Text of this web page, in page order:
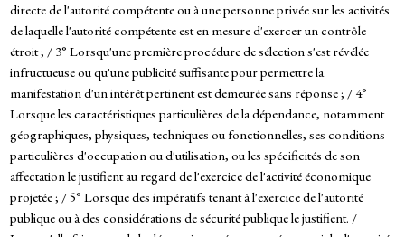
directe de l'autorité compétente ou à une personne privée sur les activités
de laquelle l'autorité compétente est en mesure d'exercer un contrôle
étroit ; / 3° Lorsqu'une première procédure de sélection s'est révélée
infructueuse ou qu'une publicité suffisante pour permettre la
manifestation d'un intérêt pertinent est demeurée sans réponse ; / 4°
Lorsque les caractéristiques particulières de la dépendance, notamment
géographiques, physiques, techniques ou fonctionnelles, ses conditions
particulières d'occupation ou d'utilisation, ou les spécificités de son
affectation le justifient au regard de l'exercice de l'activité économique
projetée ; / 5° Lorsque des impératifs tenant à l'exercice de l'autorité
publique ou à des considérations de sécurité publique le justifient. /